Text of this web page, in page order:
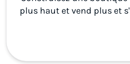
plus haut et vend plus et